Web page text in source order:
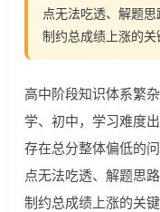
点无法吃透、解题
制约总成绩上涨的关
高中阶段知识体系繁
学、初中，学习难度
存在总分整体偏低的
点无法吃透、解题思
制约总成绩上涨的关